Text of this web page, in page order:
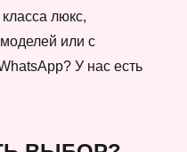
люкс,
или с
У нас есть